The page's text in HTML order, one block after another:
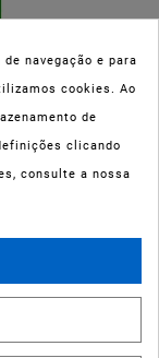
pelo INFARMED
Não
saúde e bem-estar
Não Sujeitos a
de Gaia.
navegação e para
cookies. Ao
de
clicando
consulte a nossa